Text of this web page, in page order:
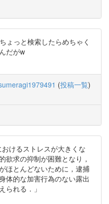
ょっと検索したらめちゃく
だがw
(投稿一覧)
けるストレスが大きくな
欲求の抑制が困難となり，
ほとんどないために，逮捕
体的な加害行為のない露出
られる．」